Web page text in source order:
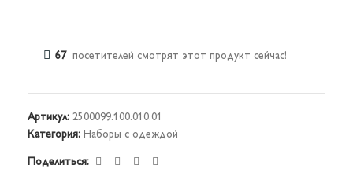
67 посетителей смотрят этот продукт сейчас!
Артикул: 2500099.100.010.01
Категория: Наборы с одеждой
Поделиться: